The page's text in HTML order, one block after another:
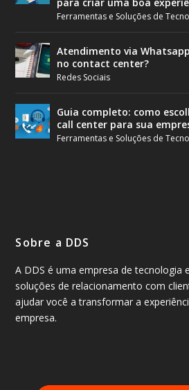
Ferramentas e Soluções de
Atendimento via
no contact center?
Redes Sociais
Guia completo: como
call center para sua
Ferramentas e Soluções de
Sobre a DDS
A DDS é uma empresa de tecnologia
soluções de relacionamento com
ajudar você a transformar a
empresa.